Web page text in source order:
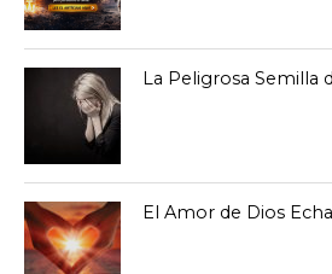
La Peligrosa Semilla
El Amor de Dios